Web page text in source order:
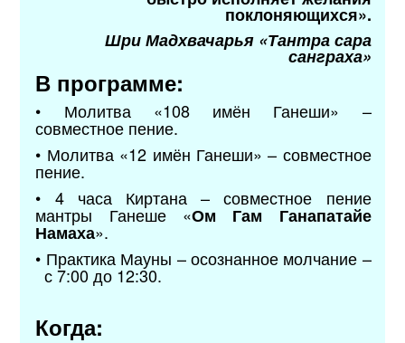
поклоняющихся».
Шри Мадхвачарья «Тантра сара
санграха»
В программе:
• Молитва «108 имён Ганеши» –
совместное пение.
• Молитва «12 имён Ганеши» – совместное
пение.
• 4 часа Киртана – совместное пение
мантры Ганеше «Ом Гам Ганапатайе
Намаха».
• Практика Мауны – осознанное молчание –
с 7:00 до 12:30.
Когда: